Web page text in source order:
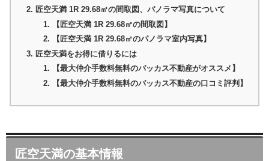
匠空天満 1R 29.68㎡の間取図、パノラマ写真について
【匠空天満 1R 29.68㎡の間取図】
【匠空天満 1R 29.68㎡のパノラマ室内写真】
匠空天満をお得に借りるには
【最大仲介手数料無料のバッカス不動産がオススメ】
【最大仲介手数料無料のバッカス不動産の口コミ評判】
匠空天満の基本情報